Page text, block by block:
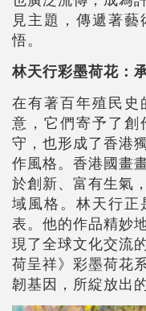
見主題，傳遞著
悟。
林天行彩墨荷花：
在有著百年殖民史
意，它們寄予了創
守，也形成了香港
作風格。香港國畫
於創新、富有生氣
域風格。林天行正
表。他的作品精妙
現了全球文化交流
荷呈祥》彩墨荷花
韌基因，所綻放出